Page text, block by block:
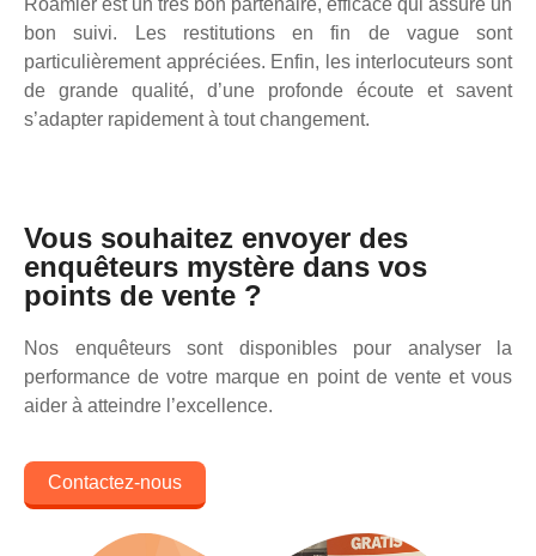
Roamler est un très bon partenaire, efficace qui assure un
bon suivi. Les restitutions en fin de vague sont
particulièrement appréciées. Enfin, les interlocuteurs sont
de grande qualité, d’une profonde écoute et savent
s’adapter rapidement à tout changement.
Vous souhaitez envoyer des
enquêteurs mystère dans vos
points de vente ?
Nos enquêteurs sont disponibles pour analyser la
performance de votre marque en point de vente et vous
aider à atteindre l’excellence.
Contactez-nous